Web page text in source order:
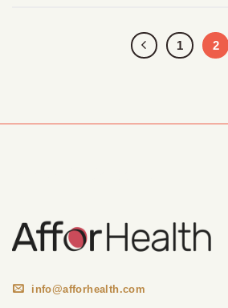
1 2
info@afforhealth.com